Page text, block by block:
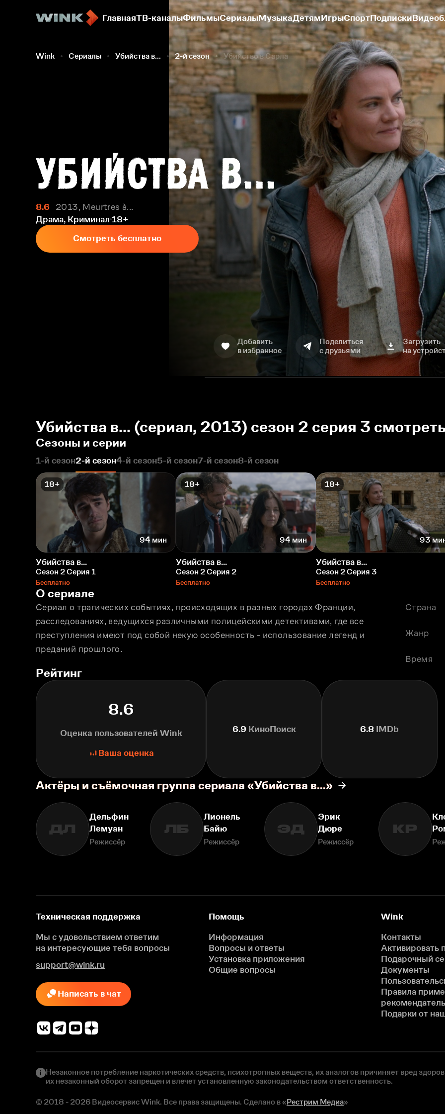
ГлавнаяТВ-каналыФильмыСериалыМузыкаДетямИгрыСпортПодписки
Wink Сериалы Убийства в... 2-й сезон Убийство в Сарла
8.6
2013, Meurtres à...
Драма, Криминал 18+
Смотреть бесплатно
Добавить
в избранное
Поделиться
с друзьями
Загрузить
на
Убийства в... (сериал, 2013) сезон 2 серия 3
Сезоны и серии
1-й сезон2-й сезон4-й сезон5-й сезон7-й сезон8-й сезон
18+
94 мин
Убийства в...
Сезон 2 Серия 1
Бесплатно
18+
94 мин
Убийства в...
Сезон 2 Серия 2
Бесплатно
18+
93
Убийства в...
Сезон 2 Серия 3
Бесплатно
О сериале
Сериал о трагических событиях, происходящих в разных городах Франции,
расследованиях, ведущихся различными полицейскими детективами, где все
преступления имеют под собой некую особенность - использование легенд и
преданий прошлого.
Страна
Жанр
Время
Рейтинг
8.6
Оценка пользователей Wink
Ваша оценка
6.9КиноПоиск 6.8 IMDb
Актёры и съёмочная группа сериала «Убийства в...»
ДЛ
Дельфин
Лемуан
Режиссёр
ЛБ
Лионель
Байю
Режиссёр
ЭД
Эрик
Дюре
Режиссёр
КР
Техническая поддержка
Мы с удовольствием ответим
на интересующие тебя вопросы
support@wink.ru
Написать в чат
Помощь
Информация
Вопросы и ответы
Установка приложения
Общие вопросы
Wink
Контакты
Активировать
Подарочный
Документы
Правила
Подарки от
Незаконное потребление наркотических средств, психотропных веществ, их аналогов причиняет вред
их незаконный оборот запрещен и влечет установленную законодательством ответственность.
© 2018 - 2026 Видеосервис Wink. Все права защищены. Сделано в «Рестрим Медиа»